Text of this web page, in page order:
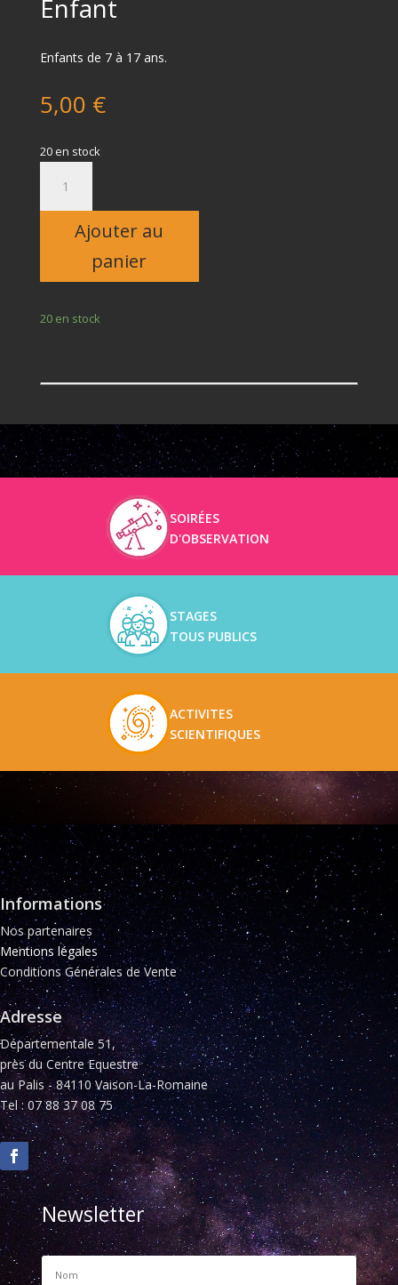
Enfant
Enfants de 7 à 17 ans.
5,00 €
20 en stock
Enfant
Ajouter au
panier
20 en stock
SOIRÉES
D'OBSERVATION
STAGES
TOUS PUBLICS
ACTIVITES
SCIENTIFIQUES
Informations
Nos partenaires
Mentions légales
Conditions Générales de Vente
Adresse
Départementale 51,
près du Centre Equestre
au Palis - 84110 Vaison-La-Romaine
Tel : 07 88 37 08 75
Newsletter